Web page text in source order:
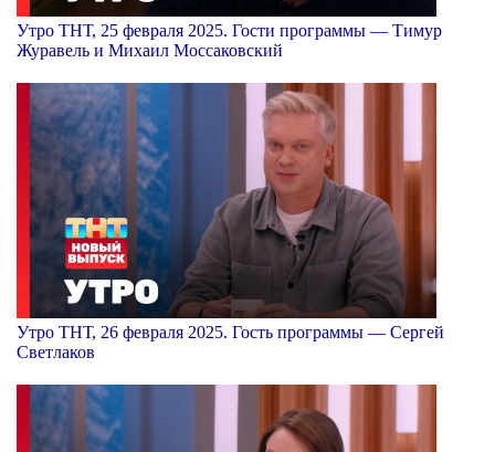
Утро ТНТ, 25 февраля 2025. Гости программы — Тимур
Журавель и Михаил Моссаковский
Утро ТНТ, 26 февраля 2025. Гость программы — Сергей
Светлаков